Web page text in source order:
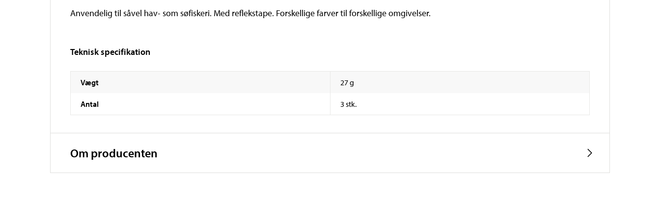
Anvendelig til såvel hav- som søfiskeri. Med reflekstape. Forskellige farver til forskellige omgivelser.
Teknisk specifikation
Vægt 27 g
Antal 3 stk.
Om producenten